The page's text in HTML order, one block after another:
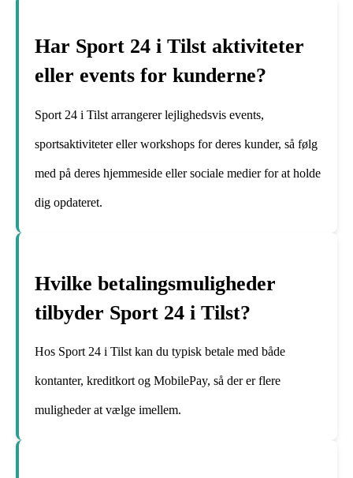
Har Sport 24 i Tilst aktiviteter
eller events for kunderne?
Sport 24 i Tilst arrangerer lejlighedsvis events,
sportsaktiviteter eller workshops for deres kunder, så følg
med på deres hjemmeside eller sociale medier for at holde
dig opdateret.
Hvilke betalingsmuligheder
tilbyder Sport 24 i Tilst?
Hos Sport 24 i Tilst kan du typisk betale med både
kontanter, kreditkort og MobilePay, så der er flere
muligheder at vælge imellem.